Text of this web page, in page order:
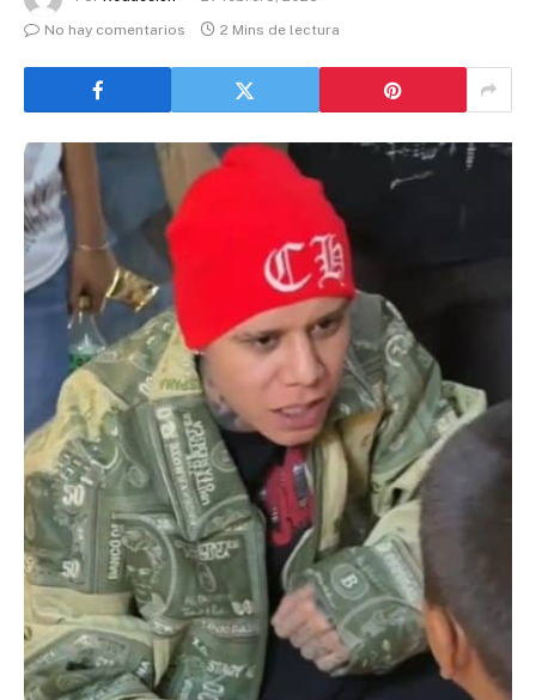
No hay comentarios
2 Mins de lectura